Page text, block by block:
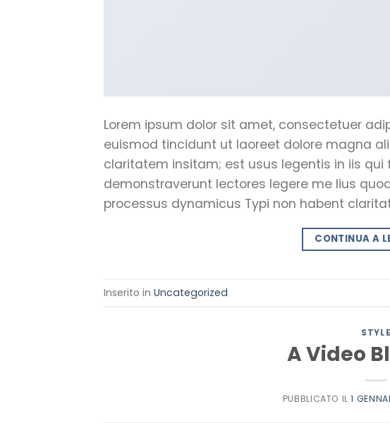
Lorem ipsum dolor sit amet, consectetuer
euismod tincidunt ut laoreet dolore magna
claritatem insitam; est usus legentis in iis
demonstraverunt lectores legere me lius
processus dynamicus Typi non habent
CONTINUA A
Inserito in Uncategorized
STYLE
A Video
PUBBLICATO IL1